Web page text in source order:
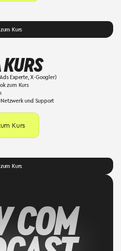
zum Kurs
KURS
Experte, X-Googler)
zum Kurs
und Support
Kurs
zum Kurs
COM